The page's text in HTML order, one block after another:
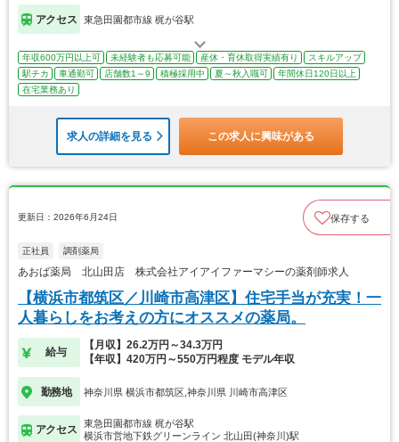
アクセス 東急田園都市線 梶が谷駅
年収600万円以上可 未経験者も応募可能 産休・育休取得実績有り
スキルアップ
駅チカ
車通勤可 店舗数1～9 積極採用中 夏～秋入職可
年間休日120日以上
在宅業務あり
求人の詳細を見る この求人に興味がある
更新日：2026年6月24日 保存する
正社員 調剤薬局
あおば薬局 北山田店 株式会社アイアイファーマシーの薬剤師求人
【横浜市都筑区／川崎市高津区】住宅手当が充実！一
人暮らしをお考えの方にオススメの薬局。
給与
【月収】26.2万円～34.3万円
【年収】420万円～550万円程度 モデル年収
勤務地 神奈川県 横浜市都筑区,神奈川県 川崎市高津区
アクセス
東急田園都市線 梶が谷駅
横浜市営地下鉄グリーンライン 北山田(神奈川)駅